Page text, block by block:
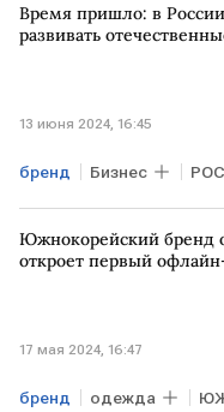
Время пришло: в
развивать
13 июня 2024, 16:45
бренд Бизнес
Южнокорейский бренд
откроет первый
17 мая 2024, 16:47
бренд одежда